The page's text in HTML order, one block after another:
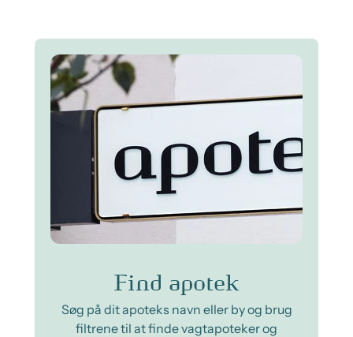
Find apotek
Søg på dit apoteks navn eller by og brug
filtrene til at finde vagtapoteker og